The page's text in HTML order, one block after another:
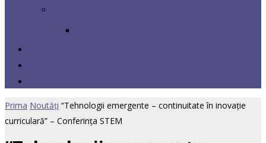
Prima Noutăți “Tehnologii emergente – continuitate în inovație
curriculară” – Conferința STEM